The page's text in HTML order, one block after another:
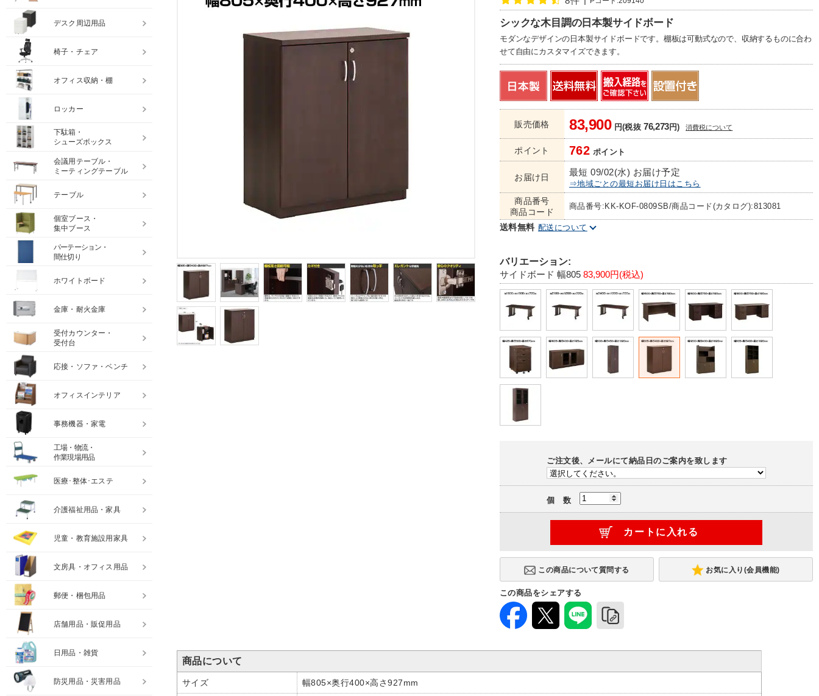
シックな木目調の日本製サイドボード
モダンなデザインの日本製サイドボードです。棚板は可動式なので、収納するものに合わ
せて自由にカスタマイズできます。
販売価格 83,900円(税抜76,273円) 消費税について
ポイント 762 ポイント
お届け日 最短 09/02(水) お届け予定
⇒地域ごとの最短お届け日はこちら
商品番号
商品コード
商品番号:KK-KOF-0809SB/商品コード(カタログ):813081
送料無料 配送について
バリエーション:
サイドボード 幅805 83,900円(税込)
ご注文後、メールにて納品日のご案内を致します
個 数
お気に入り(会員機能)
この商品をシェアする
商品について
サイズ 幅805×奥行400×高さ927mm
デスク周辺用品
椅子・チェア
オフィス収納・棚
ロッカー
下駄箱・
シューズボックス
会議用テーブル・
ミーティングテーブル
テーブル
個室ブース・
集中ブース
パーテーション・
間仕切り
ホワイトボード
金庫・耐火金庫
受付カウンター・
受付台
応接・ソファ・ベンチ
オフィスインテリア
事務機器・家電
工場・物流・
作業現場用品
医療･整体･エステ
介護福祉用品・家具
児童・教育施設用家具
文房具・オフィス用品
郵便・梱包用品
店舗用品・販促用品
日用品・雑貨
防災用品・災害用品